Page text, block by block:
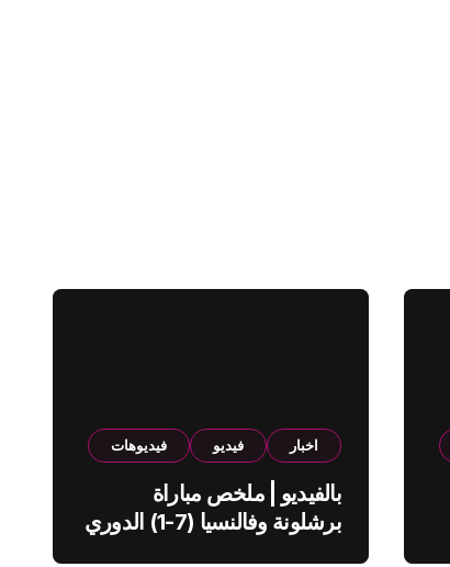
اخبار فيديو فيديوهات
بالفيديو | ملخص مباراة
برشلونة وفالنسيا (7-1) الدوري